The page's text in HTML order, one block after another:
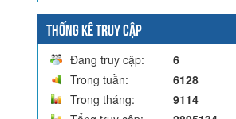
THỐNG KÊ TRUY CẬP
Đang truy cập:
6
Trong tuần:
6128
Trong tháng:
9114